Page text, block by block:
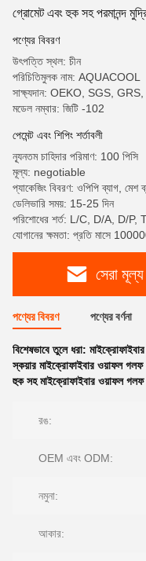
গ্রোমেট এবং হুক সহ পরমানন্দ
পণ্যের বিবরণ
উৎপত্তি স্থল: চীন
পরিচিতিমুলক নাম: AQUACOOL
সাক্ষ্যদান: OEKO, SGS,
মডেল নম্বার: জিটি -102
পেমেন্ট এবং শিপিং শর্তাবলী
ন্যূনতম চাহিদার পরিমাণ: 100 পিসি
মূল্য: negotiable
প্যাকেজিং বিবরণ: ওপিপি ব্যাগ, মেশ
ডেলিভারি সময়: 15-25 দিন
পরিশোধের শর্ত: L/C, D/A, D/P, T/
যোগানের ক্ষমতা: প্রতি মাসে
সেরা
পণ্যের বিবরণ পণ্যের বর্ণনা
বিশেষভাবে তুলে ধরা:
স্কয়ার মাইক্রোফাইবার ওয়াফল গলফ
হুক সহ মাইক্রোফাইবার ওয়াফল গলফ
রঙ:
OEM এবং ODM:
নমুনা:
আকার: